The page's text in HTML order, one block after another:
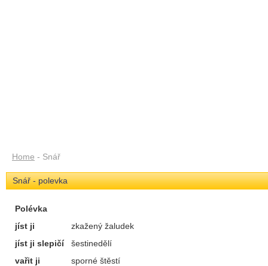
Home - Snář
Snář - polevka
Polévka
jíst ji
zkažený žaludek
jíst ji slepičí
šestinedělí
vařit ji
sporné štěstí